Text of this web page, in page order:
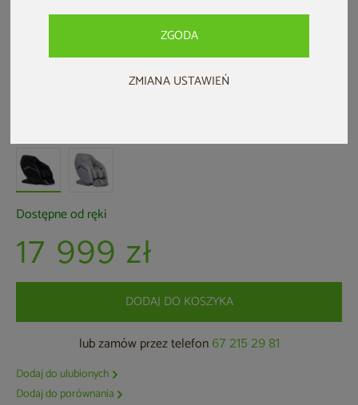
ZGODA
ZMIANA USTAWIEŃ
Nowość Zwrot na kartę
Fotel masujący Mazzare Infinity Black
Dostępne od ręki
17 999 zł
DODAJ DO KOSZYKA
lub zamów przez telefon 67 215 29 81
Dodaj do ulubionych
Dodaj do porównania